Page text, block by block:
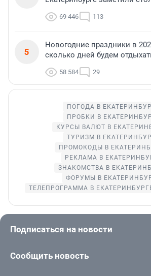
69 446 113
5
Новогодние праздники в
сколько дней будем
58 584 29
ПОГОДА В
ПРОБКИ В
КУРСЫ ВАЛЮТ В
ТУРИЗМ В
ПРОМОКОДЫ В
РЕКЛАМА В
ЗНАКОМСТВА В
ФОРУМЫ В
ТЕЛЕПРОГРАММА В
Подписаться на новости
Сообщить новость